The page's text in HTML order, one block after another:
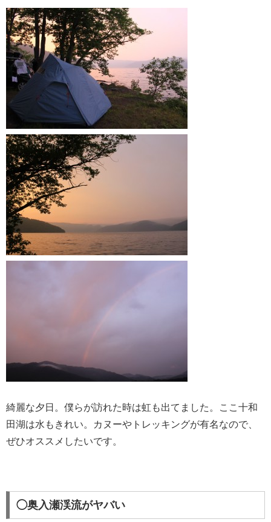
綺麗な夕日。僕らが訪れた時は虹も出てました。ここ十和
田湖は水もきれい。カヌーやトレッキングが有名なので、
ぜひオススメしたいです。
◯奥入瀬渓流がヤバい